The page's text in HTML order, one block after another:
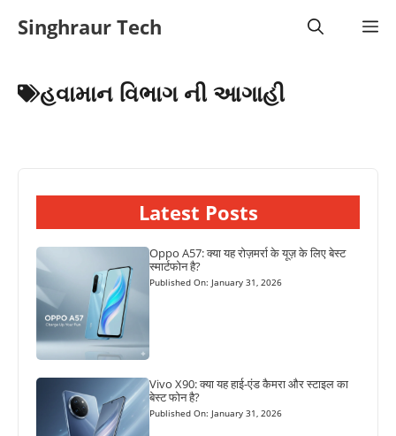
Singhraur Tech
હવામાન વિભાગ ની આગાહી
Latest Posts
Oppo A57: क्या यह रोज़मर्रा के यूज़ के लिए बेस्ट
स्मार्टफोन है?
Published On: January 31, 2026
Vivo X90: क्या यह हाई-एंड कैमरा और स्टाइल का
बेस्ट फोन है?
Published On: January 31, 2026